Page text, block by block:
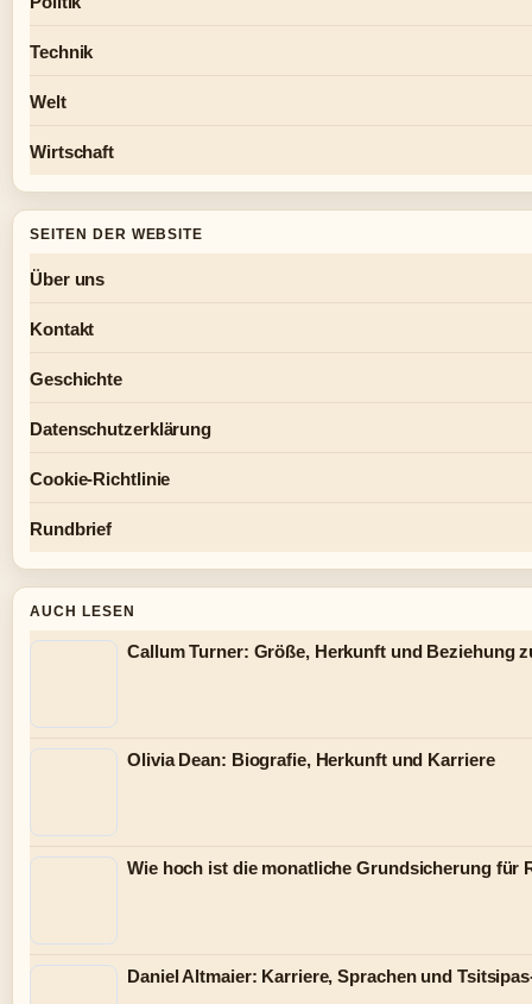
Technik
Welt
Wirtschaft
SEITEN DER WEBSITE
Über uns
Kontakt
Geschichte
Datenschutzerklärung
Cookie-Richtlinie
Rundbrief
AUCH LESEN
Callum Turner: Größe, Herkunft und Beziehung
Olivia Dean: Biografie, Herkunft und Karriere
Wie hoch ist die monatliche Grundsicherung für
Daniel Altmaier: Karriere, Sprachen und